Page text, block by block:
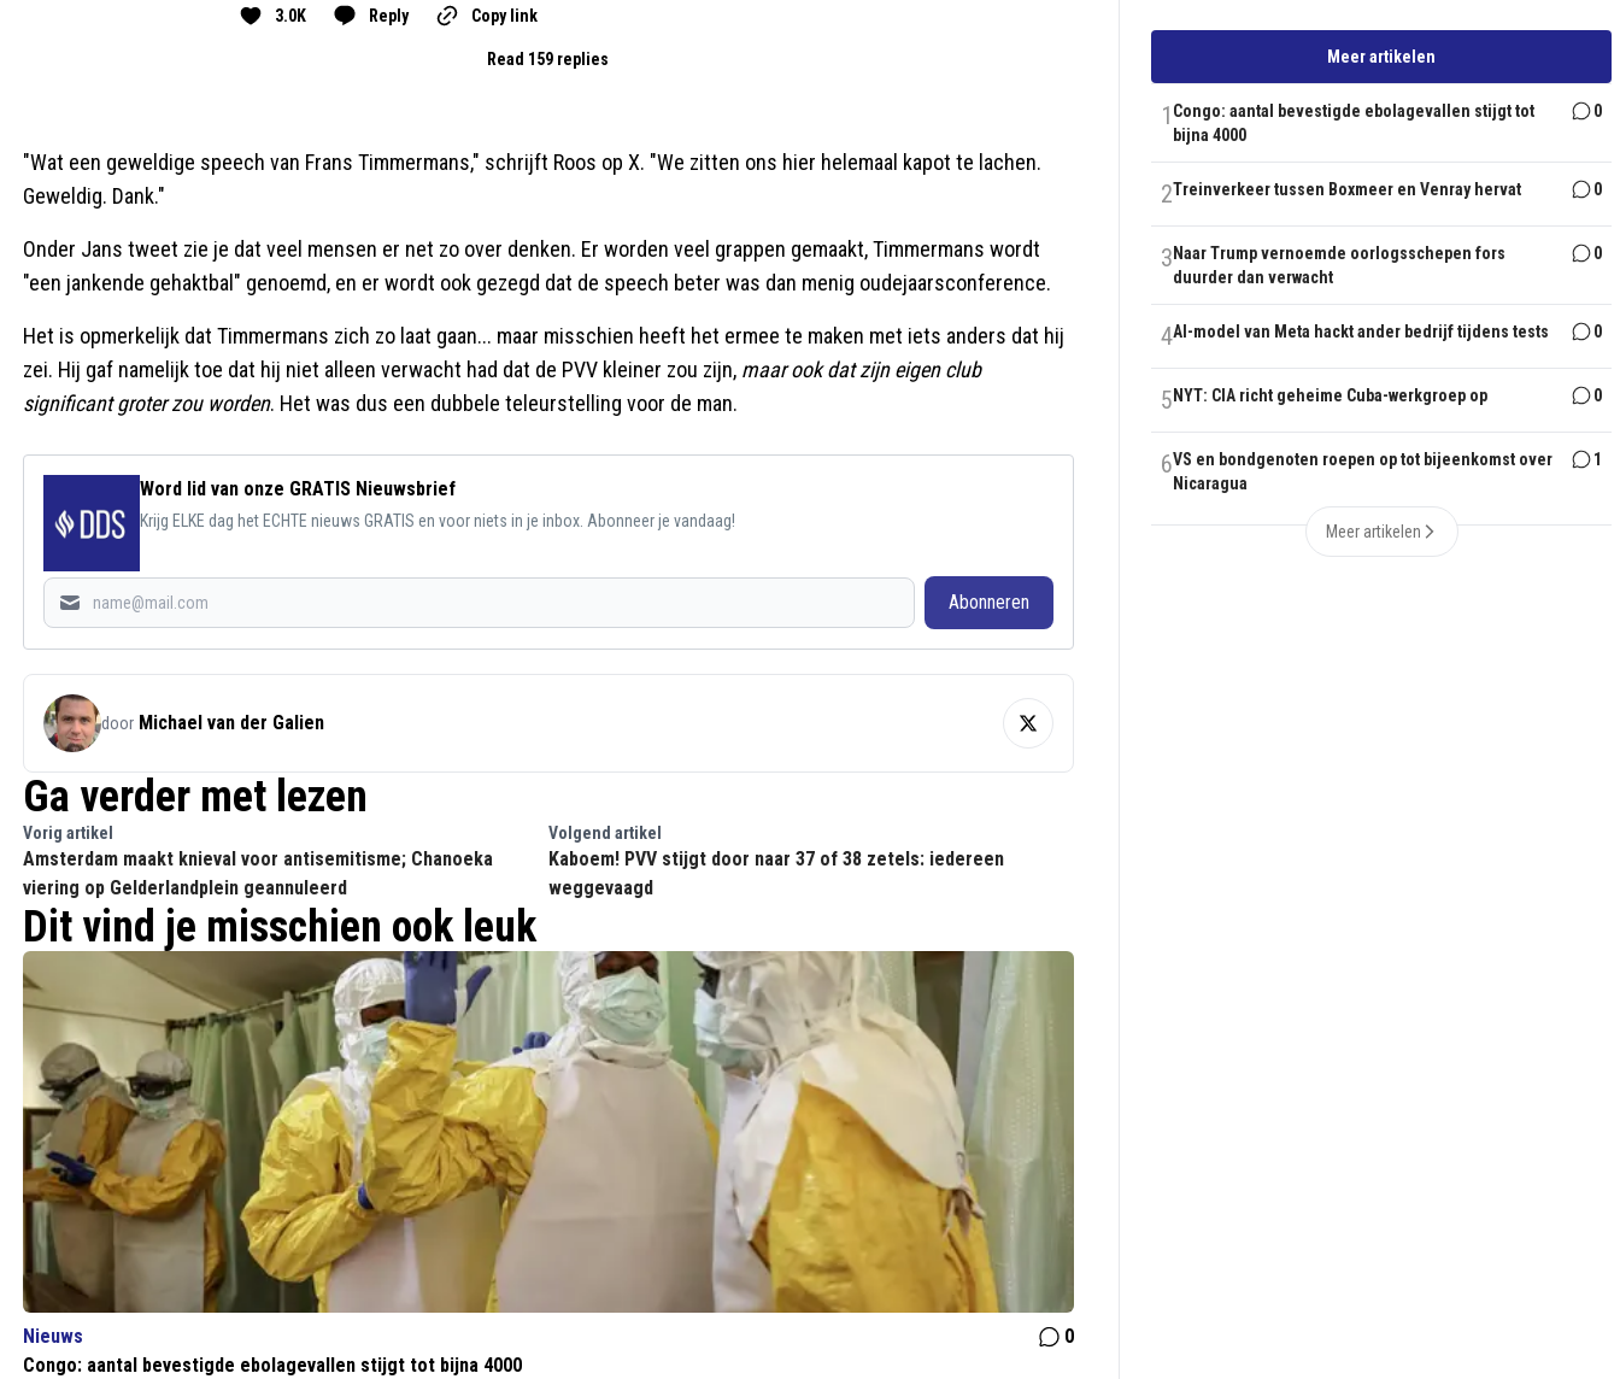
3.0K Reply Copy link
Read 159 replies
"Wat een geweldige speech van Frans Timmermans," schrijft Roos op X. "We zitten ons hier helemaal kapot te lachen.
Geweldig. Dank."
Onder Jans tweet zie je dat veel mensen er net zo over denken. Er worden veel grappen gemaakt, Timmermans wordt
"een jankende gehaktbal" genoemd, en er wordt ook gezegd dat de speech beter was dan menig oudejaarsconference.
Het is opmerkelijk dat Timmermans zich zo laat gaan... maar misschien heeft het ermee te maken met iets anders dat hij
zei. Hij gaf namelijk toe dat hij niet alleen verwacht had dat de PVV kleiner zou zijn, maar ook dat zijn eigen club
significant groter zou worden. Het was dus een dubbele teleurstelling voor de man.
Word lid van onze GRATIS Nieuwsbrief
Krijg ELKE dag het ECHTE nieuws GRATIS en voor niets in je inbox. Abonneer je vandaag!
Abonneren
door Michael van der Galien
Ga verder met lezen
Vorig artikel
Amsterdam maakt knieval voor antisemitisme; Chanoeka
viering op Gelderlandplein geannuleerd
Volgend artikel
Kaboem! PVV stijgt door naar 37 of 38 zetels: iedereen
weggevaagd
Dit vind je misschien ook leuk
Nieuws
0
Congo: aantal bevestigde ebolagevallen stijgt tot bijna 4000
Meer artikelen
1 Congo: aantal bevestigde ebolagevallen stijgt tot
bijna 4000
0
2Treinverkeer tussen Boxmeer en Venray hervat 0
3 Naar Trump vernoemde oorlogsschepen fors
duurder dan verwacht
0
4AI-model van Meta hackt ander bedrijf tijdens tests 0
5 NYT: CIA richt geheime Cuba-werkgroep op 0
6VS en bondgenoten roepen op tot bijeenkomst over
Nicaragua
1
Meer artikelen